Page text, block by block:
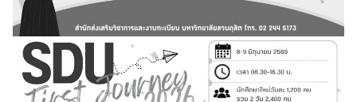
หลักสูตร
เกี่ยวกับงานประกันคุณภาพ
เบอร์โทรศัพท์หน่วยงาน